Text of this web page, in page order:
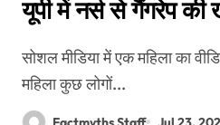
यूपी में नर्स से गैंगरेप की
सोशल मीडिया में एक महिला का वीडियो वायरल है, इस वीडियो में
महिला कुछ लोगों...